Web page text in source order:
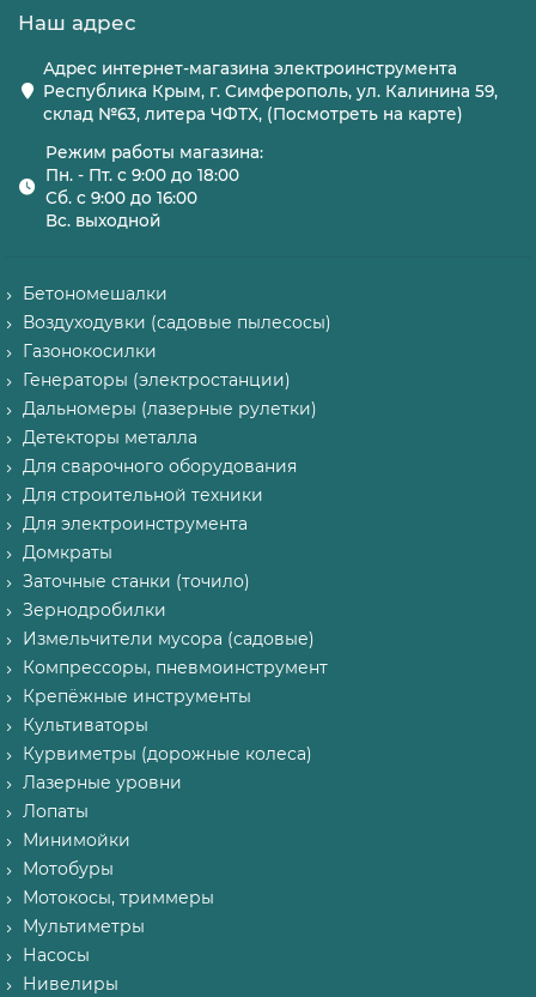
Наш адрес
Адрес интернет-магазина электроинструмента
Республика Крым, г. Симферополь, ул. Калинина 59,
склад №63, литера ЧФТХ, (Посмотреть на карте)
Режим работы магазина:
Пн. - Пт. с 9:00 до 18:00
Сб. с 9:00 до 16:00
Вс. выходной
Бетономешалки
Воздуходувки (садовые пылесосы)
Газонокосилки
Генераторы (электростанции)
Дальномеры (лазерные рулетки)
Детекторы металла
Для сварочного оборудования
Для строительной техники
Для электроинструмента
Домкраты
Заточные станки (точило)
Зернодробилки
Измельчители мусора (садовые)
Компрессоры, пневмоинструмент
Крепёжные инструменты
Культиваторы
Курвиметры (дорожные колеса)
Лазерные уровни
Лопаты
Минимойки
Мотобуры
Мотокосы, триммеры
Мультиметры
Насосы
Нивелиры